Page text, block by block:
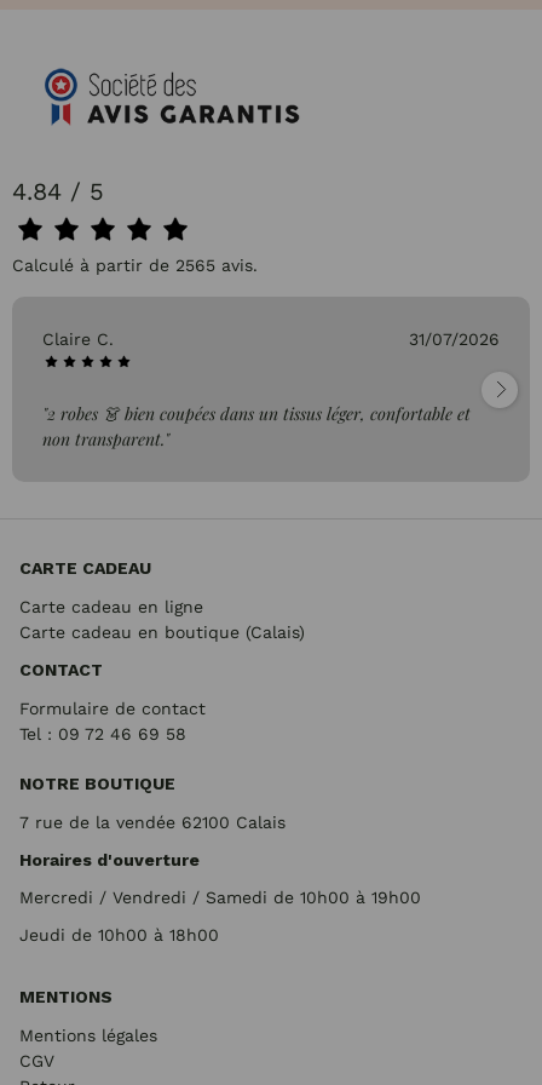
4.84 / 5
Calculé à partir de 2565 avis.
Claire C. 31/07/2026
"2 robes 👗 bien coupées dans un tissus léger, confortable et
non transparent."
CARTE CADEAU
Carte cadeau en ligne
Carte cadeau en boutique (Calais)
CONTACT
Formulaire de contact
Tel : 09 72 46 69 58
NOTRE BOUTIQUE
7 rue de la vendée 62100 Calais
Horaires d'ouverture
Mercredi / Vendredi / Samedi de 10h00 à 19h00
Jeudi de 10h00 à 18h00
MENTIONS
Mentions légales
CGV